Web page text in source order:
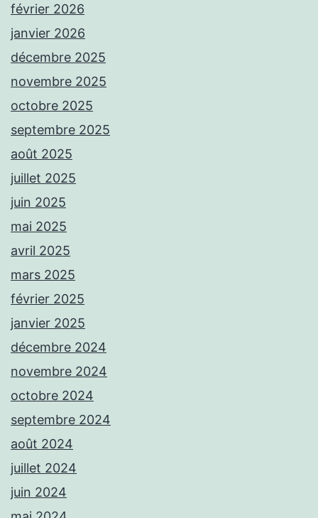
février 2026
janvier 2026
décembre 2025
novembre 2025
octobre 2025
septembre 2025
août 2025
juillet 2025
juin 2025
mai 2025
avril 2025
mars 2025
février 2025
janvier 2025
décembre 2024
novembre 2024
octobre 2024
septembre 2024
août 2024
juillet 2024
juin 2024